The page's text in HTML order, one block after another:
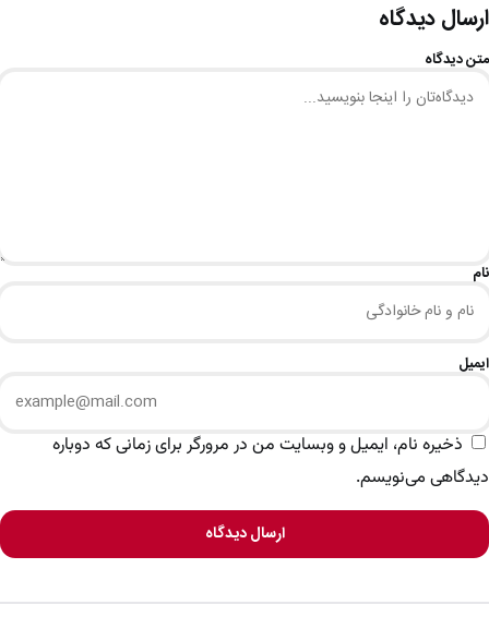
ارسال دیدگاه
متن دیدگاه
نام
ایمیل
ذخیره نام، ایمیل و وبسایت من در مرورگر برای زمانی که دوباره
دیدگاهی می‌نویسم.
ارسال دیدگاه